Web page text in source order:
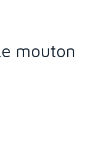
mouton